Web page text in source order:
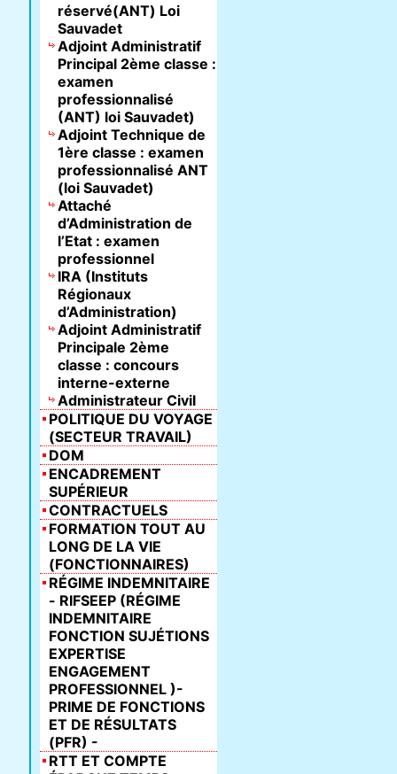
réservé(ANT) Loi
Sauvadet
Adjoint Administratif
Principal 2ème classe :
examen
professionnalisé
(ANT) loi Sauvadet)
Adjoint Technique de
1ère classe : examen
professionnalisé ANT
(loi Sauvadet)
Attaché
d’Administration de
l’Etat : examen
professionnel
IRA (Instituts
Régionaux
d’Administration)
Adjoint Administratif
Principale 2ème
classe : concours
interne-externe
Administrateur Civil
POLITIQUE DU VOYAGE
(SECTEUR TRAVAIL)
DOM
ENCADREMENT
SUPÉRIEUR
CONTRACTUELS
FORMATION TOUT AU
LONG DE LA VIE
(FONCTIONNAIRES)
RÉGIME INDEMNITAIRE
- RIFSEEP (RÉGIME
INDEMNITAIRE
FONCTION SUJÉTIONS
EXPERTISE
ENGAGEMENT
PROFESSIONNEL )-
PRIME DE FONCTIONS
ET DE RÉSULTATS
(PFR) -
RTT ET COMPTE